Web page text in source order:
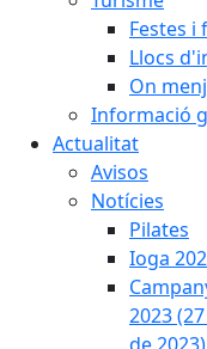
Festes i
Llocs
On
Informació
Actualitat
Avisos
Notícies
Pilates
Ioga
2023